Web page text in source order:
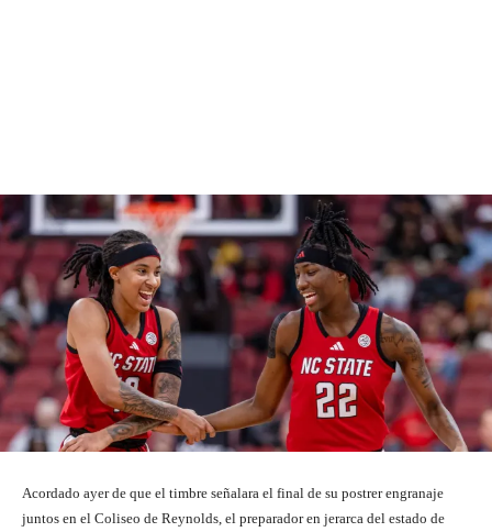
Acordado ayer de que el timbre señalara el final de su postrer engranaje
juntos en el Coliseo de Reynolds, el preparador en jerarca del estado de